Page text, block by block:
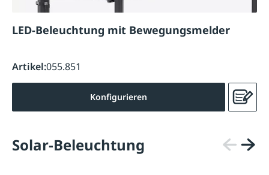
LED-Beleuchtung mit Bewegungsmelder
Artikel:055.851
Konfigurieren
Solar-Beleuchtung